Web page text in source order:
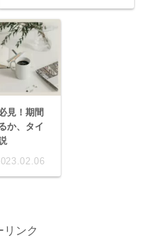
見！期間
か、タイ
リンク